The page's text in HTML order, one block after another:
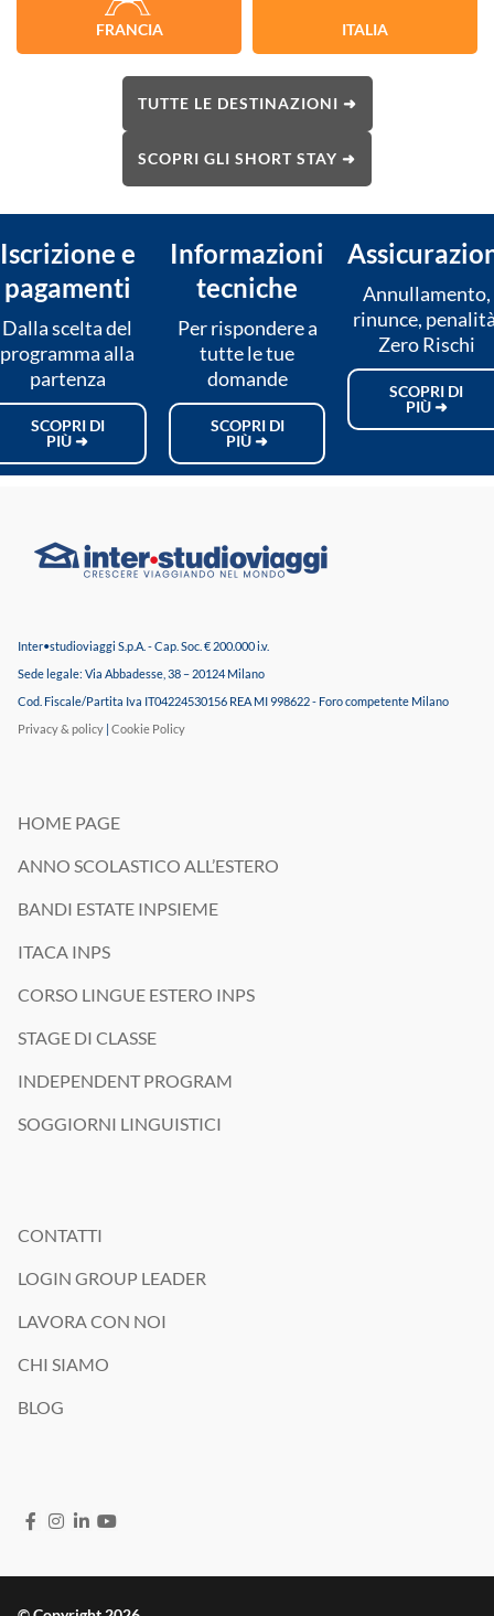
FRANCIA ITALIA
TUTTE LE DESTINAZIONI ➜
SCOPRI GLI SHORT STAY ➜
Iscrizione e
pagamenti
Dalla scelta del
programma alla
partenza
SCOPRI DI
PIÙ ➜
Informazioni
tecniche
Per rispondere a
tutte le tue
domande
SCOPRI DI
PIÙ ➜
Annullamento,
rinunce,
Zero Rischi
SCOPRI DI
PIÙ ➜
Inter•studioviaggi S.p.A. - Cap. Soc. € 200.000 i.v.
Sede legale: Via Abbadesse, 38 – 20124 Milano
Cod. Fiscale/Partita Iva IT04224530156 REA MI 998622 - Foro competente Milano
Privacy & policy | Cookie Policy
HOME PAGE
ANNO SCOLASTICO ALL’ESTERO
BANDI ESTATE INPSIEME
ITACA INPS
CORSO LINGUE ESTERO INPS
STAGE DI CLASSE
INDEPENDENT PROGRAM
SOGGIORNI LINGUISTICI
CONTATTI
LOGIN GROUP LEADER
LAVORA CON NOI
CHI SIAMO
BLOG